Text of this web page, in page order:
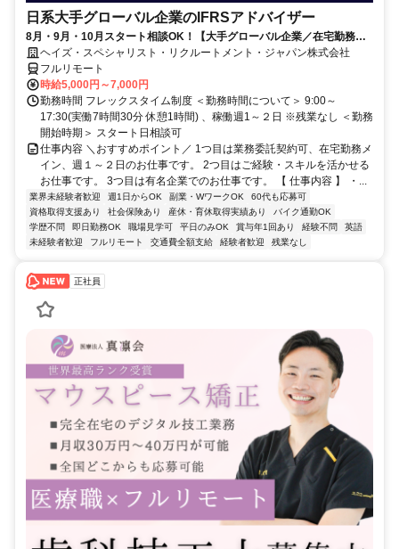
日系大手グローバル企業のIFRSアドバイザー
8月・9月・10月スタート相談OK！【大手グローバル企業／在宅勤務メ
イン／週1～2日勤務】IFRSアドバイザー
ヘイズ・スペシャリスト・リクルートメント・ジャパン株式会社
フルリモート
時給5,000円～7,000円
勤務時間 フレックスタイム制度 ＜勤務時間について＞ 9:00～
17:30(実働7時間30分 休憩1時間) 、稼働週1～２日 ※残業なし ＜勤務
開始時期＞ スタート日相談可
仕事内容 ＼おすすめポイント／ 1つ目は業務委託契約可、在宅勤務メ
イン、週１～２日のお仕事です。 2つ目はご経験・スキルを活かせる
お仕事です。 3つ目は有名企業でのお仕事です。 【 仕事内容 】 ・...
業界未経験者歓迎 週1日からOK 副業・WワークOK
60代も応募可
資格取得支援あり
社会保険あり 産休・育休取得実績あり
バイク通勤OK
学歴不問
即日勤務OK 職場見学可 平日のみOK 賞与年1回あり 経験不問
英語
未経験者歓迎
フルリモート 交通費全額支給 経験者歓迎 残業なし
正社員